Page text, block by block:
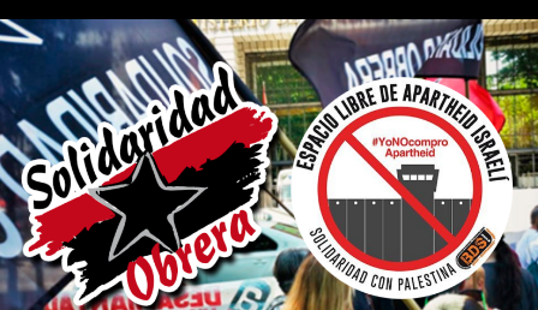
Saltar
contenido